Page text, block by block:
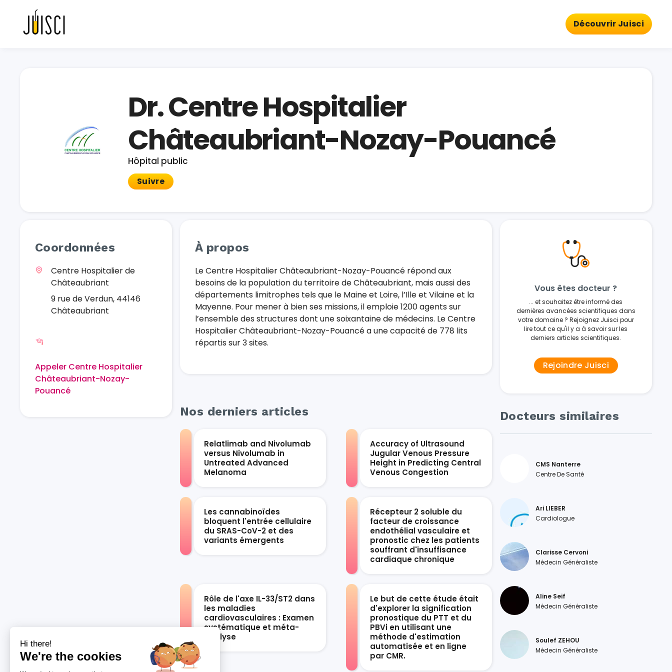
Découvrir Juisci
Dr. Centre Hospitalier
Châteaubriant-Nozay-Pouancé
Hôpital public
Suivre
Coordonnées
Centre Hospitalier de
Châteaubriant
9 rue de Verdun, 44146
Châteaubriant
Appeler Centre Hospitalier
Châteaubriant-Nozay-
Pouancé
À propos
Le Centre Hospitalier Châteaubriant-Nozay-Pouancé répond aux
besoins de la population du territoire de Châteaubriant, mais aussi des
départements limitrophes tels que le Maine et Loire, l’Ille et Vilaine et la
Mayenne. Pour mener à bien ses missions, il emploie 1200 agents sur
l’ensemble des structures dont une soixantaine de médecins. Le Centre
Hospitalier Châteaubriant-Nozay-Pouancé a une capacité de 778 lits
répartis sur 3 sites.
Nos derniers articles
Relatlimab and Nivolumab
versus Nivolumab in
Untreated Advanced
Melanoma
Accuracy of Ultrasound
Jugular Venous Pressure
Height in Predicting Central
Venous Congestion
Les cannabinoïdes
bloquent l'entrée cellulaire
du SRAS-CoV-2 et des
variants émergents
Récepteur 2 soluble du
facteur de croissance
endothélial vasculaire et
pronostic chez les patients
souffrant d'insuffisance
cardiaque chronique
Rôle de l'axe IL-33/ST2 dans
les maladies
cardiovasculaires : Examen
systématique et méta-
analyse
Le but de cette étude était
d'explorer la signification
pronostique du PTT et du
PBVi en utilisant une
méthode d'estimation
automatisée et en ligne
par CMR.
Vous êtes docteur ?
... et souhaitez être informé des
dernières avancées scientifiques dans
votre domaine ? Rejoignez Juisci pour
lire tout ce qu'il y a à savoir sur les
derniers articles scientifiques.
Rejoindre Juisci
Docteurs similaires
CMS Nanterre
Centre De Santé
Ari LIEBER
Cardiologue
Clarisse Cervoni
Médecin Généraliste
Aline Seif
Médecin Généraliste
Soulef ZEHOU
Médecin Généraliste
Hi there!
We're the cookies